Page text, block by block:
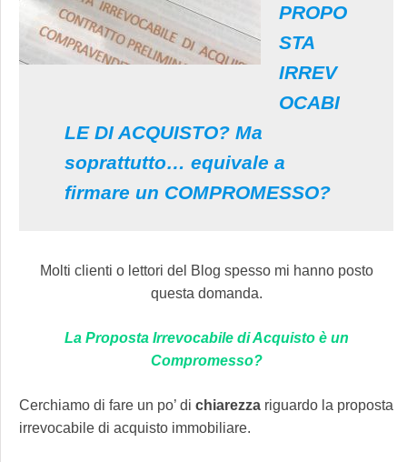
PROPO
STA
IRREV
OCABI
LE DI ACQUISTO? Ma
soprattutto… equivale a
firmare un COMPROMESSO?
Molti clienti o lettori del Blog spesso mi hanno posto
questa domanda.
La Proposta Irrevocabile di Acquisto è un
Compromesso?
Cerchiamo di fare un po’ di chiarezza riguardo la proposta
irrevocabile di acquisto immobiliare.